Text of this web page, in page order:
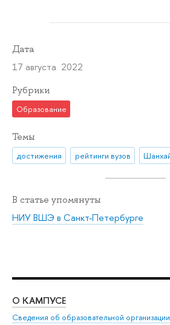
Дата
17 августа 2022
Рубрики
Образование
Темы
достижения рейтинги вузов
В статье упомянуты
НИУ ВШЭ в Санкт-Петербурге
О КАМПУСЕ
Сведения об образовательной организации